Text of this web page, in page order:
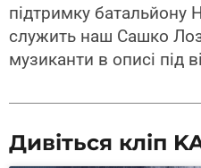
підтримку батальйону
служить наш Сашко
музиканти в описі під
Дивіться кліп